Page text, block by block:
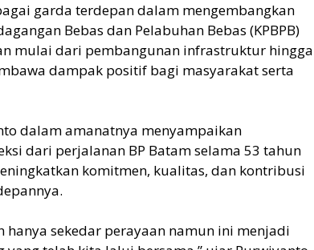
garda terdepan dalam mengembangkan
Bebas dan Pelabuhan Bebas (KPBPB)
mulai dari pembangunan infrastruktur hingga
dampak positif bagi masyarakat serta
dalam amanatnya menyampaikan
dari perjalanan BP Batam selama 53 tahun
komitmen, kualitas, dan kontribusi
sekedar perayaan namun ini menjadi